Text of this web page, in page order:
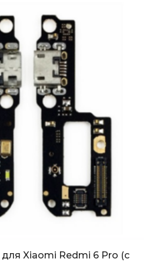
Xiaomi Redmi 6 Pro (с